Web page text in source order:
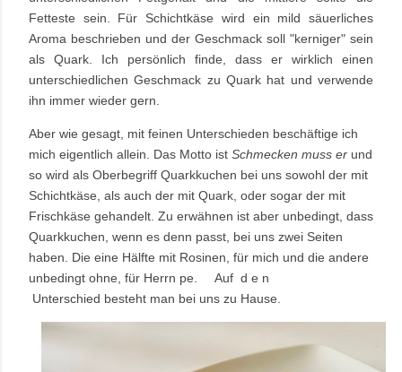
Fetteste sein. Für Schichtkäse wird ein mild säuerliches
Aroma beschrieben und der Geschmack soll "kerniger" sein
als Quark. Ich persönlich finde, dass er wirklich einen
unterschiedlichen Geschmack zu Quark hat und verwende
ihn immer wieder gern.
Aber wie gesagt, mit feinen Unterschieden beschäftige ich
mich eigentlich allein. Das Motto ist Schmecken muss er und
so wird als Oberbegriff Quarkkuchen bei uns sowohl der mit
Schichtkäse, als auch der mit Quark, oder sogar der mit
Frischkäse gehandelt. Zu erwähnen ist aber unbedingt, dass
Quarkkuchen, wenn es denn passt, bei uns zwei Seiten
haben. Die eine Hälfte mit Rosinen, für mich und die andere
unbedingt ohne, für Herrn pe. Auf d e n
Unterschied besteht man bei uns zu Hause.